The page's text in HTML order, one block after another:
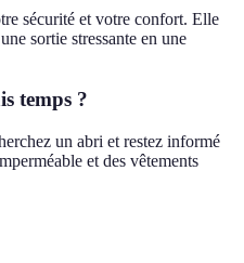
sécurité et votre confort. Elle
sortie stressante en une
temps ?
un abri et restez informé
et des vêtements